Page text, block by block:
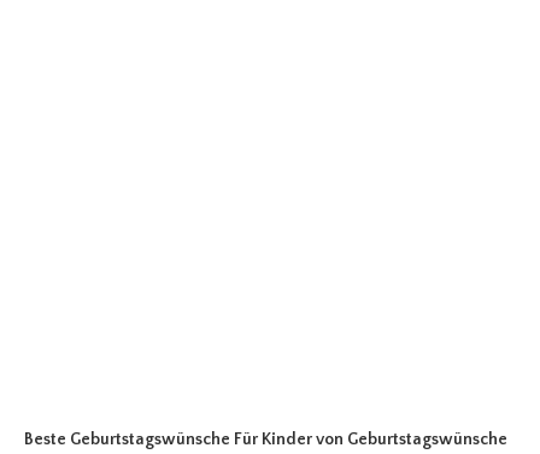
Beste Geburtstagswünsche Für Kindervon Geburtstagswünsche